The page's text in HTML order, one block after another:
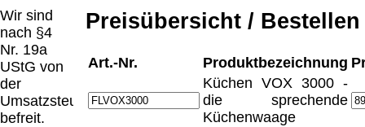
Wir sind
nach §4
Nr. 19a
UStG von
der
Umsatzsteuer
befreit.
Preisübersicht / Bestellen
Art.-Nr. Produktbezeichnung
Küchen VOX 3000 -
die sprechende
Küchenwaage
bereit. Die Plattform finden Sie unter
http://ec.europa.eu/consumers/odr/ Unsere E-
Mailadresse lautet:
Seitenanfang Impressum AGB Widerruf
Datenschutz
Kontakt
Links
Katalog (PDF) Sitemap
große Anzeige